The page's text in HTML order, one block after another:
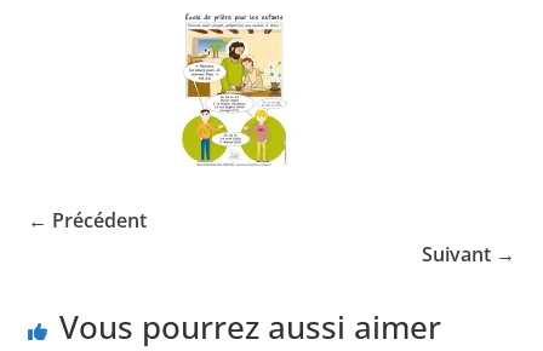
← Précédent
Suivant →
Vous pourrez aussi aimer